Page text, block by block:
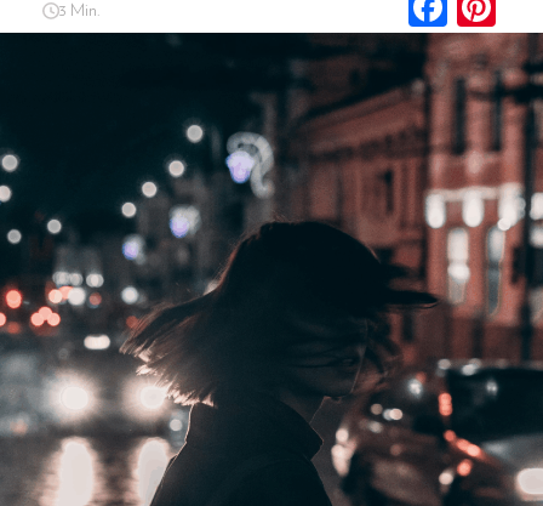
3 Min.